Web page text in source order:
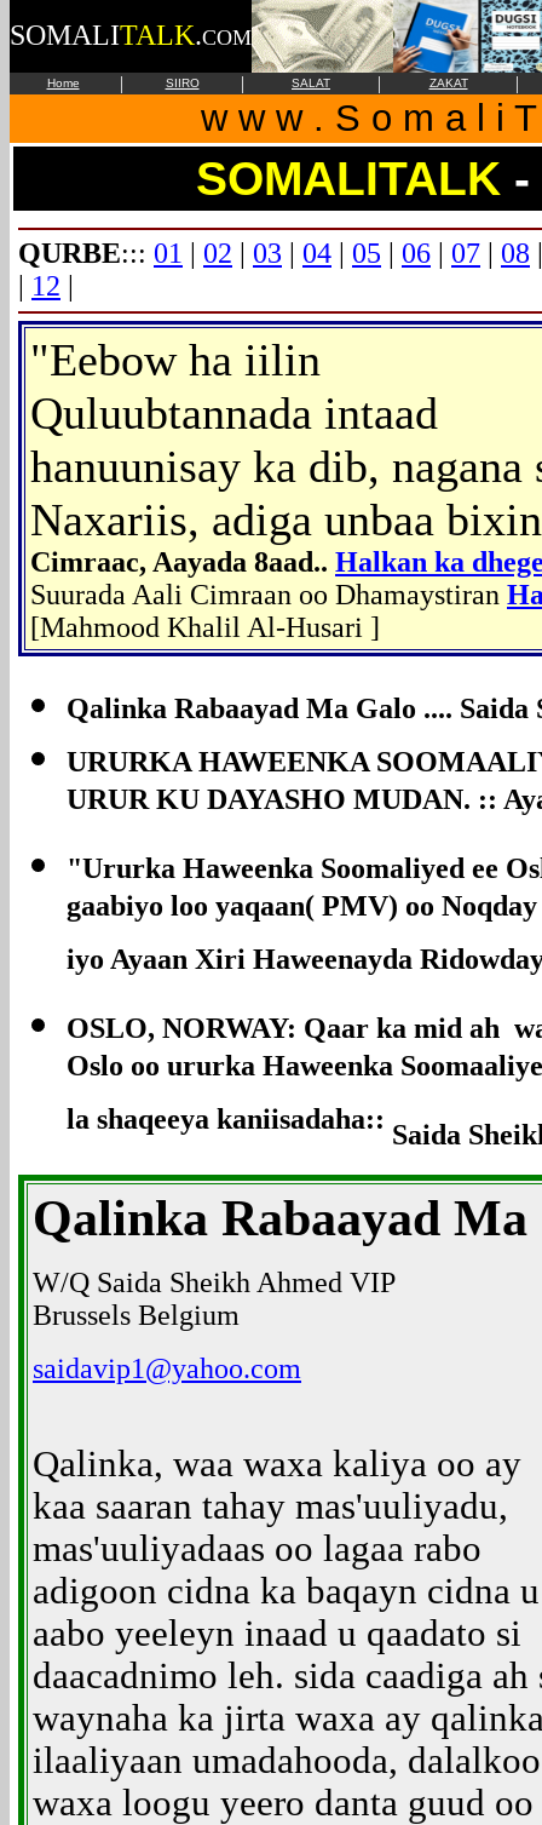
SOMALITALK.COM
Home | SIIRO | SALAT | ZAKAT |
w w w . S o m a l i
SOMALITALK -
QURBE::: 01 | 02 | 03 | 04 | 05 | 06 | 07 | 08
| 12 |
"Eebow ha iilin
Quluubtannada intaad
hanuunisay ka dib, nagana
Naxariis, adiga unbaa
Cimraac, Aayada 8aad.. Halkan ka
Suurada Aali Cimraan oo Dhamaystiran
[Mahmood Khalil Al-Husari ]
Qalinka Rabaayad Ma Galo .... Saida
URURKA HAWEENKA
URUR KU DAYASHO MUDAN. ::
"Ururka Haweenka Soomaliyed ee
gaabiyo loo yaqaan( PMV) oo
iyo Ayaan Xiri Haweenayda
OSLO, NORWAY: Qaar ka mid ah
Oslo oo ururka Haweenka
la shaqeeya kaniisadaha:: Saida
Qalinka Rabaayad Ma
W/Q Saida Sheikh Ahmed VIP
Brussels Belgium
saidavip1@yahoo.com
Qalinka, waa waxa kaliya oo ay
kaa saaran tahay mas'uuliyadu,
mas'uuliyadaas oo lagaa rabo
adigoon cidna ka baqayn cidna u
aabo yeeleyn inaad u qaadato si
daacadnimo leh. sida caadiga ah
waynaha ka jirta waxa ay
ilaaliyaan umadahooda,
waxa loogu yeero danta guud